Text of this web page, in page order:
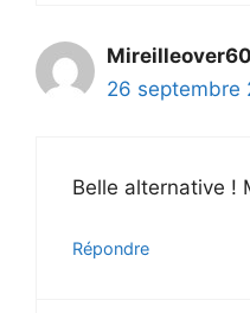
Mireilleover60
26 septembre
Belle alternative !
Répondre